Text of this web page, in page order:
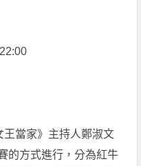
王當家》主持人鄭淑文
的方式進行，分為紅牛